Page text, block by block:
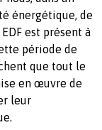
énergétique, de
est présent à
période de
que tout le
en œuvre de
leur